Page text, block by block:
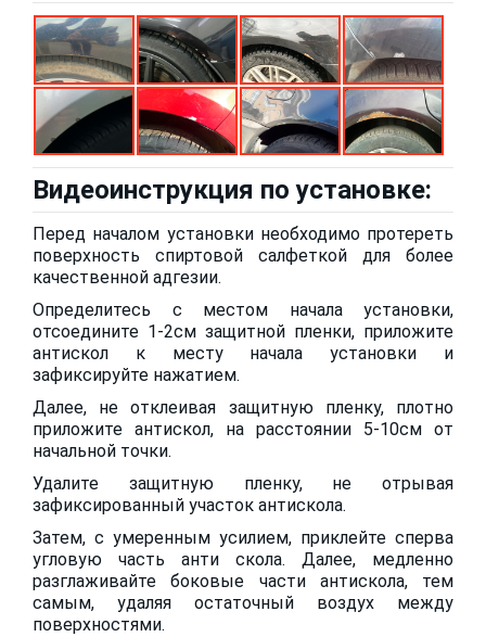
Видеоинструкция по установке:
Перед началом установки необходимо протереть
поверхность спиртовой салфеткой для более
качественной адгезии.
Определитесь с местом начала установки,
отсоедините 1-2см защитной пленки, приложите
антискол к месту начала установки и
зафиксируйте нажатием.
Далее, не отклеивая защитную пленку, плотно
приложите антискол, на расстоянии 5-10см от
начальной точки.
Удалите защитную пленку, не отрывая
зафиксированный участок антискола.
Затем, с умеренным усилием, приклейте сперва
угловую часть анти скола. Далее, медленно
разглаживайте боковые части антискола, тем
самым, удаляя остаточный воздух между
поверхностями.